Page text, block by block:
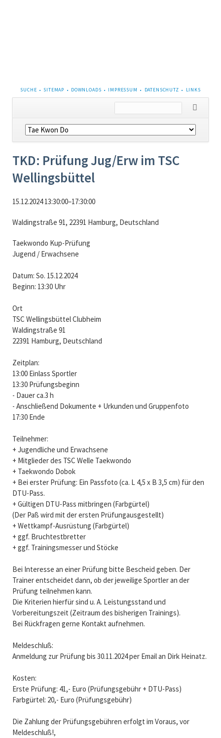
NAVIGATION
ÜBERSPRINGEN
SUCHE SITEMAP DOWNLOADS IMPRESSUM DATENSCHUTZ LINKS
Navigation
überspringen
TKD: Prüfung Jug/Erw im TSC
Wellingsbüttel
15.12.2024 13:30:00–17:30:00
Waldingstraße 91, 22391 Hamburg, Deutschland
Taekwondo Kup-Prüfung
Jugend / Erwachsene
Datum: So. 15.12.2024
Beginn: 13:30 Uhr
Ort
TSC Wellingsbüttel Clubheim
Waldingstraße 91
22391 Hamburg, Deutschland
Zeitplan:
13:00 Einlass Sportler
13:30 Prüfungsbeginn
- Dauer ca.3 h
- Anschließend Dokumente + Urkunden und Gruppenfoto
17:30 Ende
Teilnehmer:
+ Jugendliche und Erwachsene
+ Mitglieder des TSC Welle Taekwondo
+ Taekwondo Dobok
+ Bei erster Prüfung: Ein Passfoto (ca. L 4,5 x B 3,5 cm) für den
DTU-Pass.
+ Gültigen DTU-Pass mitbringen (Farbgürtel)
(Der Paß wird mit der ersten Prüfungausgestellt)
+ Wettkampf-Ausrüstung (Farbgürtel)
+ ggf. Bruchtestbretter
+ ggf. Trainingsmesser und Stöcke
Bei Interesse an einer Prüfung bitte Bescheid geben. Der
Trainer entscheidet dann, ob der jeweilige Sportler an der
Prüfung teilnehmen kann.
Die Kriterien hierfür sind u. A. Leistungsstand und
Vorbereitungszeit (Zeitraum des bisherigen Trainings).
Bei Rückfragen gerne Kontakt aufnehmen.
Meldeschluß:
Anmeldung zur Prüfung bis 30.11.2024 per Email an Dirk Heinatz.
Kosten:
Erste Prüfung: 41,- Euro (Prüfungsgebühr + DTU-Pass)
Farbgürtel: 20,- Euro (Prüfungsgebühr)
Die Zahlung der Prüfungsgebühren erfolgt im Voraus, vor
Meldeschluß!,